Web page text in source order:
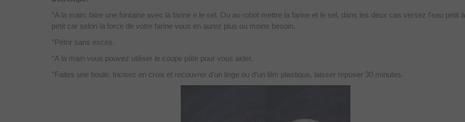
°A la main: faire une fontaine avec la farine e le sel. Ou au robot mettre la farine et le sel, dans les deux cas versez l’eau petit à
petit car selon la force de votre farine vous en aurez plus ou moins besoin.
°Pétrir sans excès.
°A la main vous pouvez utiliser le coupe pâte pour vous aider.
°Faites une boule. Incisez en croix et recouvrer d’un linge ou d’un film plastique, laisser reposer 30 minutes.